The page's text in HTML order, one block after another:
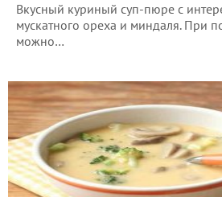
Вкусный куриный суп-пюре с
мускатного ореха и миндаля. При
можно…